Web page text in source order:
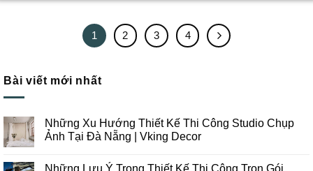
1 2 3 4
Bài viết mới nhất
Những Xu Hướng Thiết Kế Thi Công Studio Chụp
Ảnh Tại Đà Nẵng | Vking Decor
bình